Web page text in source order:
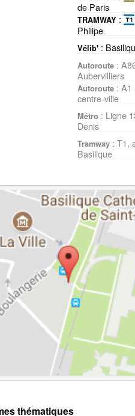
de Paris
TRAMWAY :
Philipe
Vélib' :
Autoroute :
Aubervilliers
Autoroute : A1
centre-ville
Métro : Ligne
Denis
Tramway : T1,
Basilique
thématiques